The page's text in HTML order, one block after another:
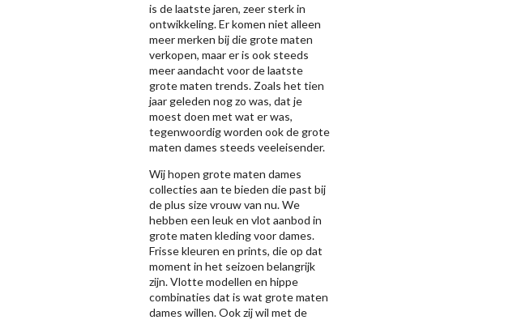
is de laatste jaren, zeer sterk in
ontwikkeling. Er komen niet alleen
meer merken bij die grote maten
verkopen, maar er is ook steeds
meer aandacht voor de laatste
grote maten trends. Zoals het tien
jaar geleden nog zo was, dat je
moest doen met wat er was,
tegenwoordig worden ook de grote
maten dames steeds veeleisender.
Wij hopen grote maten dames
collecties aan te bieden die past bij
de plus size vrouw van nu. We
hebben een leuk en vlot aanbod in
grote maten kleding voor dames.
Frisse kleuren en prints, die op dat
moment in het seizoen belangrijk
zijn. Vlotte modellen en hippe
combinaties dat is wat grote maten
dames willen. Ook zij wil met de